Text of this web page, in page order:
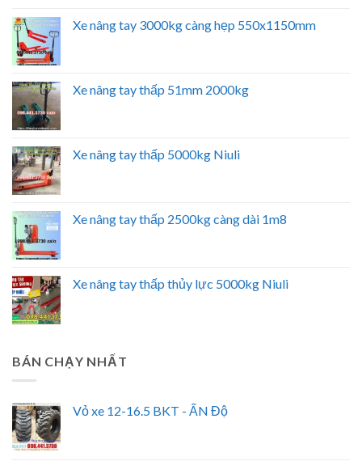
Xe nâng tay 3000kg càng hẹp 550x1150mm
Xe nâng tay thấp 51mm 2000kg
Xe nâng tay thấp 5000kg Niuli
Xe nâng tay thấp 2500kg càng dài 1m8
Xe nâng tay thấp thủy lực 5000kg Niuli
BÁN CHẠY NHẤT
Vỏ xe 12-16.5 BKT - ẤN Độ